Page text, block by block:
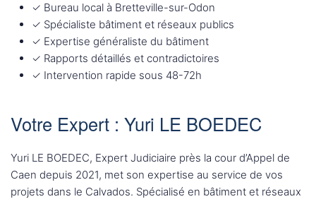
✓ Bureau local à Bretteville-sur-Odon
✓ Spécialiste bâtiment et réseaux publics
✓ Expertise généraliste du bâtiment
✓ Rapports détaillés et contradictoires
✓ Intervention rapide sous 48-72h
Votre Expert : Yuri LE BOEDEC
Yuri LE BOEDEC, Expert Judiciaire près la cour d’Appel de
Caen depuis 2021, met son expertise au service de vos
projets dans le Calvados. Spécialisé en bâtiment et réseaux